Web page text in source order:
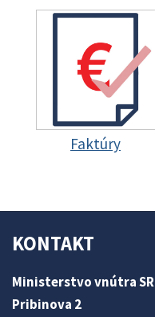
Faktúry
KONTAKT
Ministerstvo vnútra SR
Pribinova 2